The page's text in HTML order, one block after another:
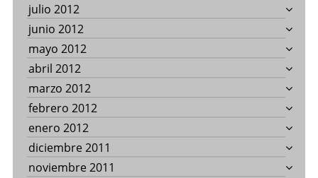
julio 2012
junio 2012
mayo 2012
abril 2012
marzo 2012
febrero 2012
enero 2012
diciembre 2011
noviembre 2011